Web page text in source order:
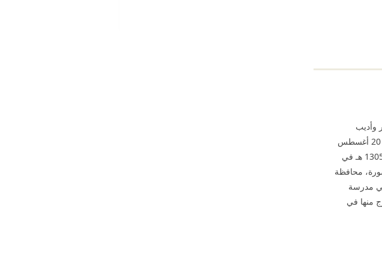
وأديب
وسياسي كبير مصري، ولد في 20 أغسطس
1888م الموافق 12 ذو الحجة 1305 هـ في
محافظة
مدرسة
منها في